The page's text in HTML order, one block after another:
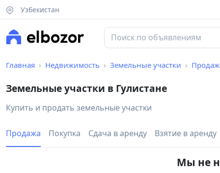
Узбекистан
Главная Недвижимость Земельные участки
Земельные участки в Гулистане
Купить и продать земельные участки
Продажа Покупка Сдача в аренду Взятие в аренду
Мы не